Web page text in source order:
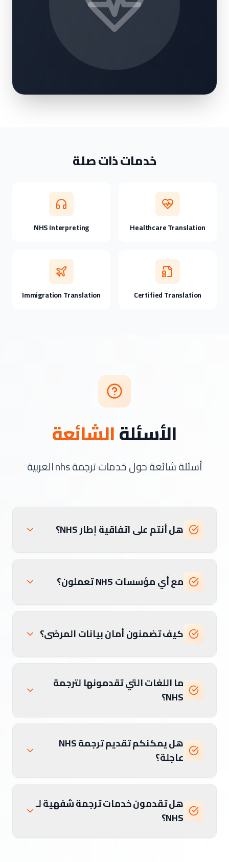
خدمات ذات صلة
Healthcare Translation
NHS Interpreting
Certified Translation
Immigration Translation
الأسئلةالشائعة
أسئلة شائعة حول خدمات ترجمة nhs العربية
هل أنتم على اتفاقية إطار NHS؟
مع أي مؤسسات NHS تعملون؟
كيف تضمنون أمان بيانات المرضى؟
ما اللغات التي تقدمونها لترجمة
NHS؟
هل يمكنكم تقديم ترجمة NHS
عاجلة؟
هل تقدمون خدمات ترجمة شفهية لـ
NHS؟